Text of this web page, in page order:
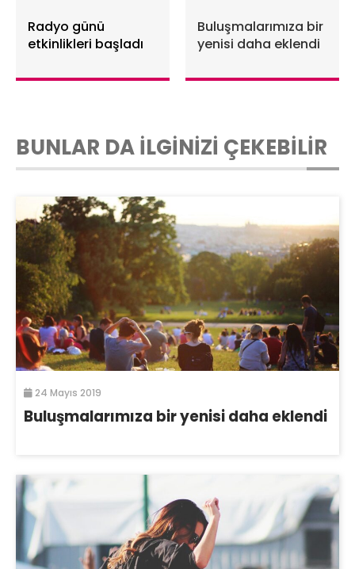
Radyo günü
etkinlikleri başladı
Buluşmalarımıza bir
yenisi daha eklendi
BUNLAR DA İLGİNİZİ ÇEKEBİLİR
24 Mayıs 2019
Buluşmalarımıza bir yenisi daha eklendi